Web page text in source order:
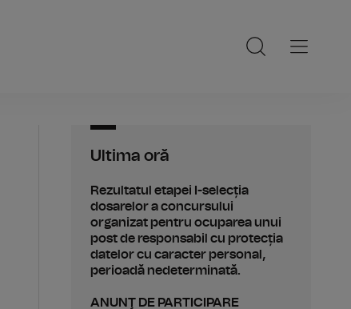
Ultima oră
Rezultatul etapei I-selecția
dosarelor a concursului
organizat pentru ocuparea unui
post de responsabil cu protecția
datelor cu caracter personal,
perioadă nedeterminată.
ANUNŢ DE PARTICIPARE